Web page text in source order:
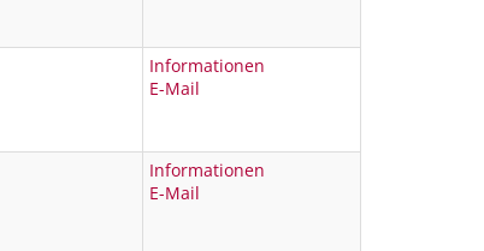
Informationen
E-Mail
Informationen
E-Mail